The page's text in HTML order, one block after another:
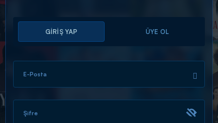
ARAMA SONUÇLARI
GİRİŞ YAP ÜYE OL
E-Posta
Şifre